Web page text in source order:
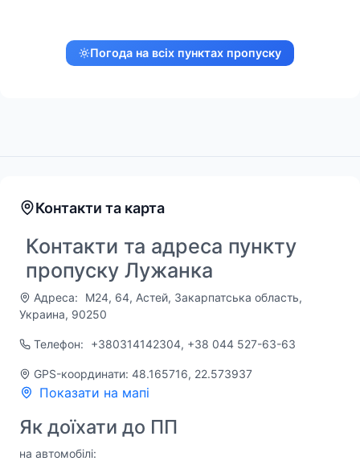
Погода на всіх пунктах пропуску
Контакти та карта
Контакти та адреса пункту
пропуску Лужанка
Адреса:
М24, 64, Астей, Закарпатська область,
Украина, 90250
Телефон: +380314142304, +38 044 527-63-63
GPS-координати: 48.165716, 22.573937
Показати на мапі
Як доїхати до ПП
на автомобілі: